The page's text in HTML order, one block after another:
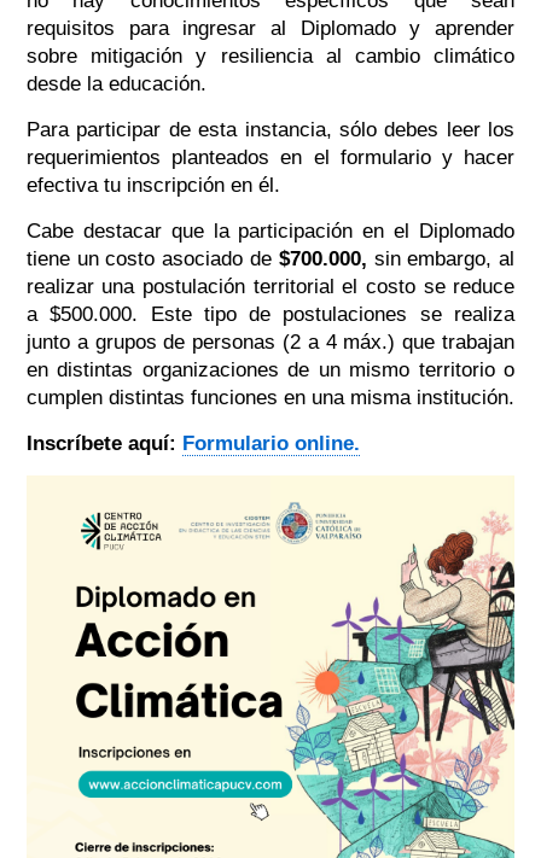
requisitos para ingresar al Diplomado y aprender
sobre mitigación y resiliencia al cambio climático
desde la educación.
Para participar de esta instancia, sólo debes leer los
requerimientos planteados en el formulario y hacer
efectiva tu inscripción en él.
Cabe destacar que la participación en el Diplomado
tiene un costo asociado de $700.000, sin embargo, al
realizar una postulación territorial el costo se reduce
a $500.000. Este tipo de postulaciones se realiza
junto a grupos de personas (2 a 4 máx.) que trabajan
en distintas organizaciones de un mismo territorio o
cumplen distintas funciones en una misma institución.
Inscríbete aquí: Formulario online.